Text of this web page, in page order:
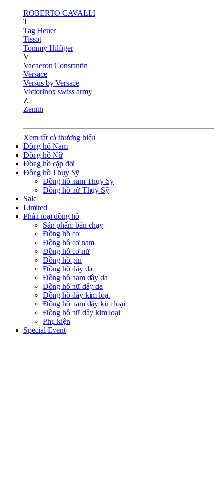
ROBERTO CAVALLI
T
Tag Heuer
Tissot
Tommy Hilfiger
V
Vacheron Constantin
Versace
Versus by Versace
Victorinox swiss army
Z
Zenith
Xem tất cả thương hiệu
Đồng hồ Nam
Đồng hồ Nữ
Đồng hồ cặp đôi
Đồng hồ Thụy Sỹ
Đồng hồ nam Thụy Sỹ
Đồng hồ nữ Thụy Sỹ
Sale
Limited
Phân loại đồng hồ
Sản phẩm bán chạy
Đồng hồ cơ
Đồng hồ cơ nam
Đồng hồ cơ nữ
Đồng hồ pin
Đồng hồ dây da
Đồng hồ nam dây da
Đồng hồ nữ dây da
Đồng hồ dây kim loại
Đồng hồ nam dây kim loại
Đồng hồ nữ dây kim loại
Phụ kiện
Special Event